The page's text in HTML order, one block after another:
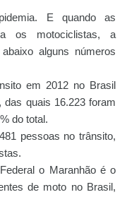
E quando as
os motociclistas, a
alguns números
em 2012 no Brasil
das quais 16.223 foram
do total.
pessoas no trânsito,
o Maranhão é o
de moto no Brasil,